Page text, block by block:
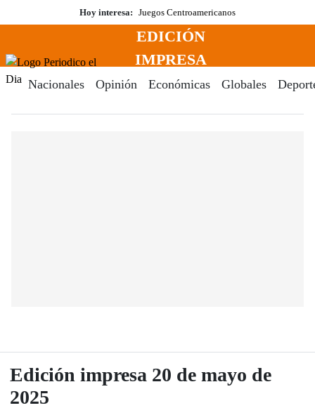
al
Hoy interesa: Juegos Centroamericanos
Menú Periodico El Dia Digital
EDICIÓN
IMPRESA
Nacionales Opinión Económicas Globales
Edición impresa 20 de mayo de
2025